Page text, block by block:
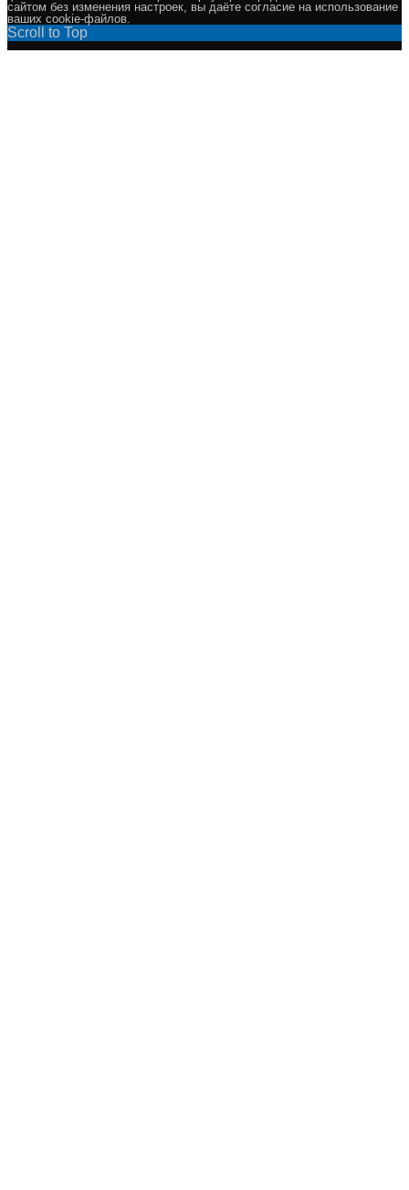
сайтом без изменения настроек, вы даёте согласие на использование
ваших cookie-файлов.
Scroll to Top